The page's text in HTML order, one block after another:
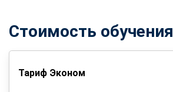
Стоимость обучения
Тариф Эконом